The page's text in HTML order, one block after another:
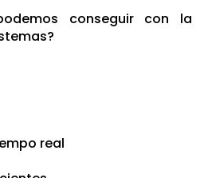
conseguir con la
real